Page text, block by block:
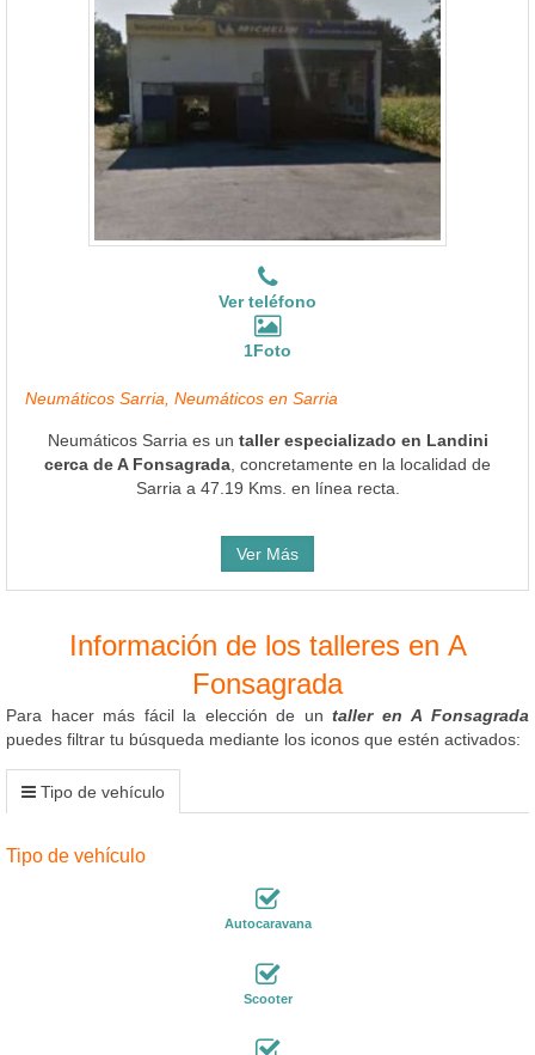
Ver teléfono
1Foto
Neumáticos Sarria, Neumáticos en Sarria
Neumáticos Sarria es un taller especializado en Landini
cerca de A Fonsagrada , concretamente en la localidad de
Sarria a 47.19 Kms. en línea recta.
Ver Más
Información de los talleres en A
Fonsagrada
Para hacer más fácil la elección de untaller en A Fonsagrada
puedes filtrar tu búsqueda mediante los iconos que estén activados:
Tipo de vehículo
Tipo de vehículo
Autocaravana
Scooter